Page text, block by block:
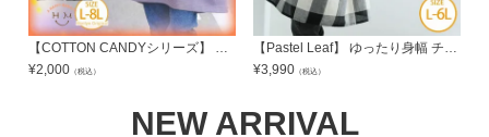
【COTTON CANDYシリーズ】 裏起毛 ラグランチュニック | 大きいサイズの通販ならハッピーマリリン
¥2,000 （税込）
【Pastel Leaf】 ゆったり身幅 チェックチュニック | 大きいサイズの通販ならハッピーマリリン
¥3,990 （税込）
NEW ARRIVAL